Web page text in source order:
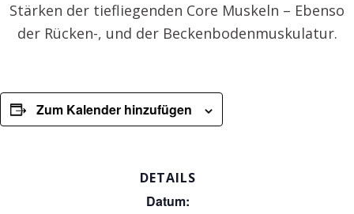
Stärken der tiefliegenden Core Muskeln – Ebenso
der Rücken-, und der Beckenbodenmuskulatur.
Zum Kalender hinzufügen
DETAILS
Datum: